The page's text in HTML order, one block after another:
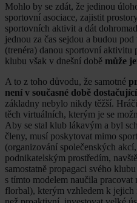
Mohlo by se zdát, že jedinou
sportovní asociace, zajistit
sportovních aktivit a dát
jednou za čas sejdou a budou
(trenéra) danou sportovní
klubu však v dnešní době může
A to z toho důvodu, že samotné
není v současné době
základny nebylo nikdy těžší.
těch virtuálních, kterým je se
Aby se stal klub lákavým a byl
členy, musí poskytovat mimo
(organizování společenských
podnikatelským prostředím,
samostatně propagaci svého
s tímto modelem naučila
florbal), kterým vzhledem k jejich